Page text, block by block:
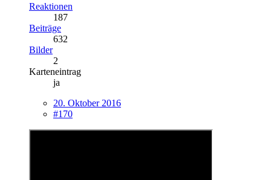
Reaktionen
187
Beiträge
632
Bilder
2
Karteneintrag
ja
20. Oktober 2016
#170